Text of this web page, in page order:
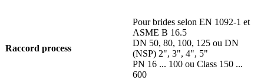
Raccord process
Pour brides selon EN 1092-1 et
ASME B 16.5
DN 50, 80, 100, 125 ou DN
(NSP) 2", 3", 4", 5"
PN 16 ... 100 ou Class 150 ...
600